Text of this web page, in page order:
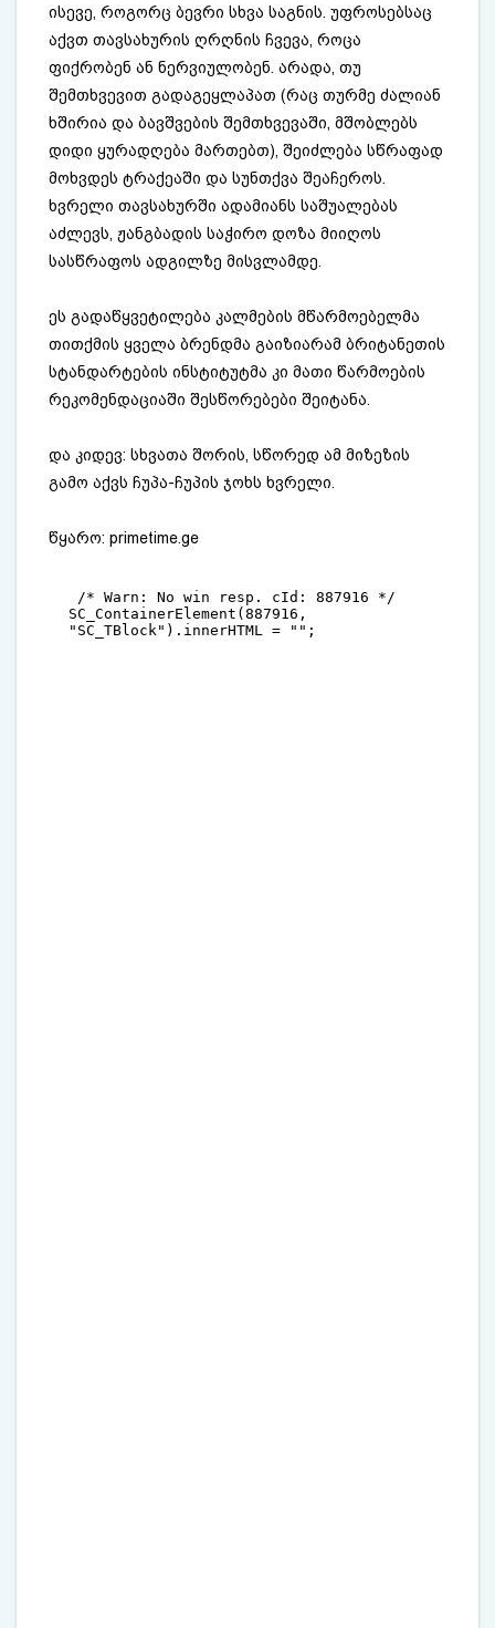
ისევე, როგორც ბევრი სხვა საგნის. უფროსებსაც
აქვთ თავსახურის ღრღნის ჩვევა, როცა
ფიქრობენ ან ნერვიულობენ. არადა, თუ
შემთხვევით გადაგეყლაპათ (რაც თურმე ძალიან
ხშირია და ბავშვების შემთხვევაში, მშობლებს
დიდი ყურადღება მართებთ), შეიძლება სწრაფად
მოხვდეს ტრაქეაში და სუნთქვა შეაჩეროს.
ხვრელი თავსახურში ადამიანს საშუალებას
აძლევს, ჟანგბადის საჭირო დოზა მიიღოს
სასწრაფოს ადგილზე მისვლამდე.
ეს გადაწყვეტილება კალმების მწარმოებელმა
თითქმის ყველა ბრენდმა გაიზიარამ ბრიტანეთის
სტანდარტების ინსტიტუტმა კი მათი წარმოების
რეკომენდაციაში შესწორებები შეიტანა.
და კიდევ: სხვათა შორის, სწორედ ამ მიზეზის
გამო აქვს ჩუპა-ჩუპის ჯოხს ხვრელი.
წყარო:primetime.ge